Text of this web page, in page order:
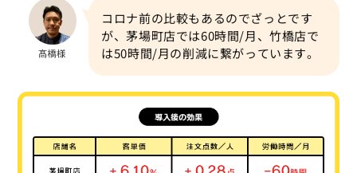
コロナ前の比較もあるのでざっとです
が、茅場町店では60時間/月、竹橋店で
は50時間/月の削減に繋がっています。